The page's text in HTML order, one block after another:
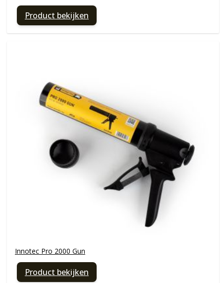
Product bekijken
Innotec Pro 2000 Gun
Product bekijken